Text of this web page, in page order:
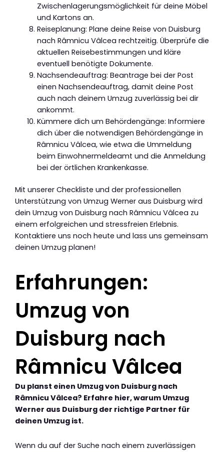
Zwischenlagerungsmöglichkeit für deine Möbel
und Kartons an.
Reiseplanung: Plane deine Reise von Duisburg
nach Râmnicu Vâlcea rechtzeitig. Überprüfe die
aktuellen Reisebestimmungen und kläre
eventuell benötigte Dokumente.
Nachsendeauftrag: Beantrage bei der Post
einen Nachsendeauftrag, damit deine Post
auch nach deinem Umzug zuverlässig bei dir
ankommt.
Kümmere dich um Behördengänge: Informiere
dich über die notwendigen Behördengänge in
Râmnicu Vâlcea, wie etwa die Ummeldung
beim Einwohnermeldeamt und die Anmeldung
bei der örtlichen Krankenkasse.
Mit unserer Checkliste und der professionellen
Unterstützung von Umzug Werner aus Duisburg wird
dein Umzug von Duisburg nach Râmnicu Vâlcea zu
einem erfolgreichen und stressfreien Erlebnis.
Kontaktiere uns noch heute und lass uns gemeinsam
deinen Umzug planen!
Erfahrungen:
Umzug von
Duisburg nach
Râmnicu Vâlcea
Du planst einen Umzug von Duisburg nach
Râmnicu Vâlcea? Erfahre hier, warum Umzug
Werner aus Duisburg der richtige Partner für
deinen Umzug ist.
Wenn du auf der Suche nach einem zuverlässigen